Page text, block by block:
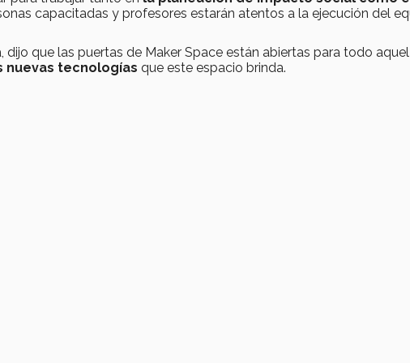
capacitadas y profesores estarán atentos a la ejecución del
dijo que las puertas de Maker Space están abiertas para todo
nuevas tecnologías que este espacio brinda.